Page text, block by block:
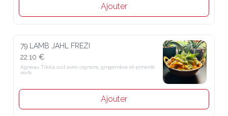
Ajouter
79 LAMB JAHL FREZI
22.10 €
Agneau Tikka cuit avec oignons, gingembre et piments
verts
Ajouter